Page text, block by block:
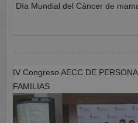
Día Mundial del Cáncer de
IV Congreso AECC DE
FAMILIAS